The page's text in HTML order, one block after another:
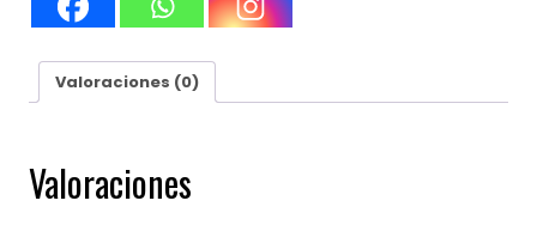
cantidad
Valoraciones (0)
Valoraciones